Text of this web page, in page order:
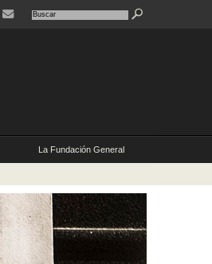
La Fundación General